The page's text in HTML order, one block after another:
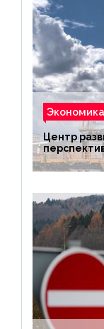
Экономика
Центр